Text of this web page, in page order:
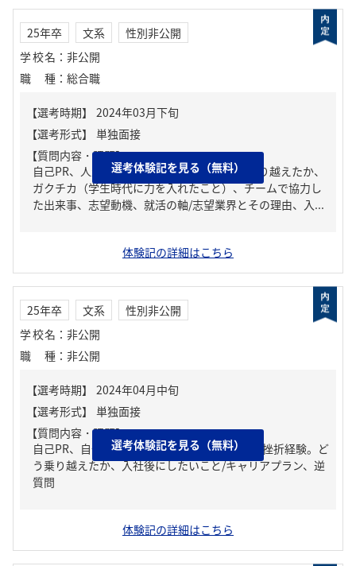
25年卒 文系
性別非公開
学校名 ： 非公開
職種 ： 総合職
【質問内容・課題】
自己PR、人生の中で大きな挫折経験。どう乗り越えたか、
ガクチカ（学生時代に力を入れたこと）、チームで協力し
た出来事、志望動機、就活の軸/志望業界とその理由、入...
選考体験記を見る（無料）
体験記の詳細はこちら
25年卒 文系
性別非公開
学校名 ： 非公開
職種 ： 非公開
【質問内容・課題】
自己PR、自分の強み/弱み、人生の中で大きな挫折経験。ど
う乗り越えたか、入社後にしたいこと/キャリアプラン、逆
質問
選考体験記を見る（無料）
体験記の詳細はこちら